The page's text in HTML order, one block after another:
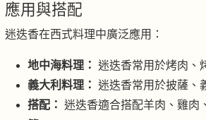
應用與搭配
迷迭香在西式料理中廣泛應用：
地中海料理： 迷迭香常用於烤肉、
義大利料理： 迷迭香常用於披薩、
搭配： 迷迭香適合搭配羊肉、雞肉